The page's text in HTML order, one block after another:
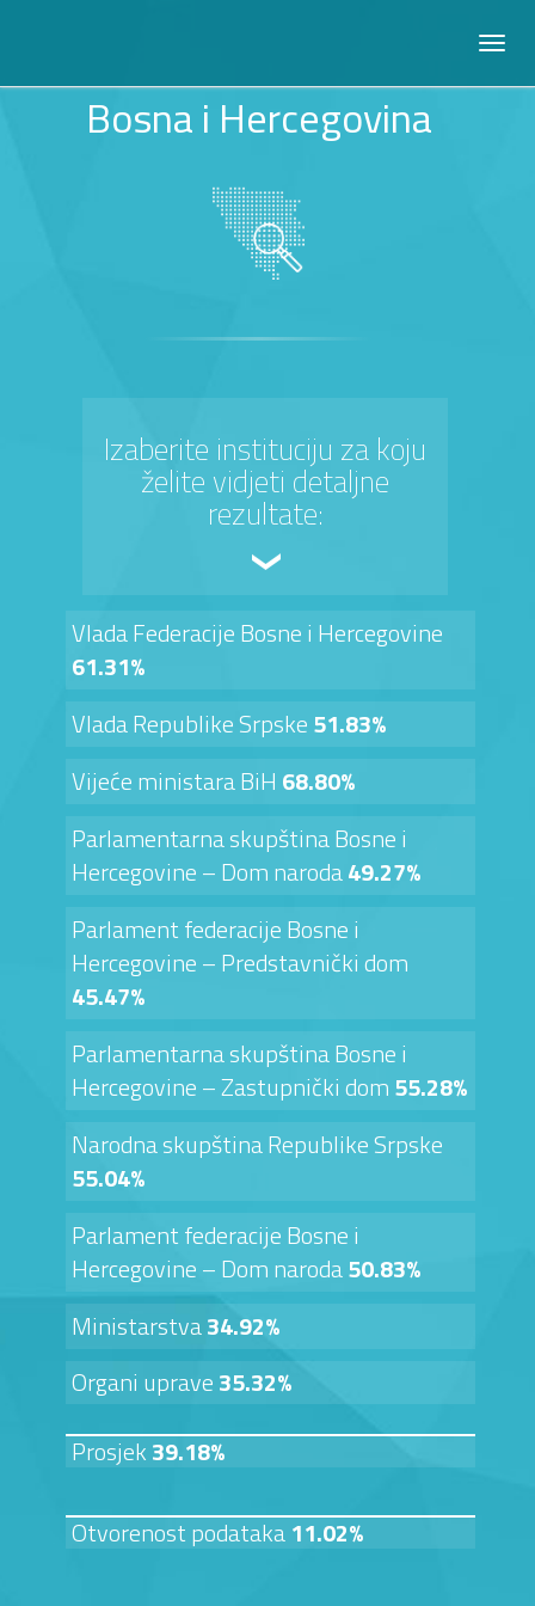
Bosna i Hercegovina
Izaberite instituciju za koju
želite vidjeti detaljne
rezultate:
Vlada Federacije Bosne i Hercegovine
61.31%
Vlada Republike Srpske51.83%
Vijeće ministara BiH 68.80%
Parlamentarna skupština Bosne i
Hercegovine – Dom naroda49.27%
Parlament federacije Bosne i
Hercegovine – Predstavnički dom
45.47%
Parlamentarna skupština Bosne i
Hercegovine – Zastupnički dom55.28%
Narodna skupština Republike Srpske
55.04%
Parlament federacije Bosne i
Hercegovine – Dom naroda50.83%
Ministarstva34.92%
Organi uprave35.32%
Prosjek39.18%
Otvorenost podataka11.02%